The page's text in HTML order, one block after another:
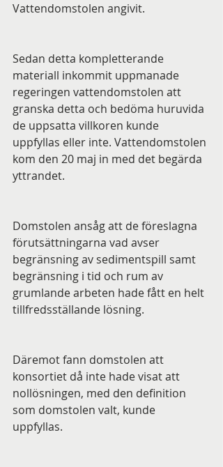
Vattendomstolen angivit.
Sedan detta kompletterande
materiall inkommit uppmanade
regeringen vattendomstolen att
granska detta och bedöma huruvida
de uppsatta villkoren kunde
uppfyllas eller inte. Vattendomstolen
kom den 20 maj in med det begärda
yttrandet.
Domstolen ansåg att de föreslagna
förutsättningarna vad avser
begränsning av sedimentspill samt
begränsning i tid och rum av
grumlande arbeten hade fått en helt
tillfredsställande lösning.
Däremot fann domstolen att
konsortiet då inte hade visat att
nollösningen, med den definition
som domstolen valt, kunde
uppfyllas.